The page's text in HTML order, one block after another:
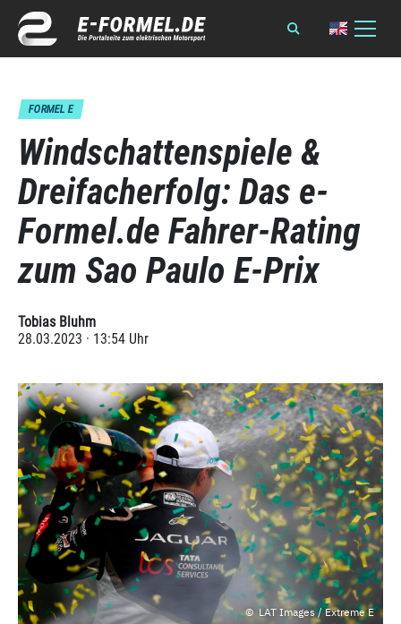
FORMEL E
Windschattenspiele &
Dreifacherfolg: Das e-
Formel.de Fahrer-Rating
zum Sao Paulo E-Prix
Tobias Bluhm
28.03.2023 · 13:54 Uhr
LAT Images / Extreme E